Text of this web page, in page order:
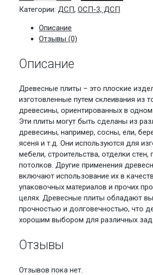
2800х2070х16мм.
сорт
Категории: ДСП, ОСП-3, ДСП
Описание
Отзывы (0)
Описание
Древесные плиты – это плоские
изготовленные путем склеивания из
древесины, ориентированных в одном
Эти плиты могут быть сделаны из
древесины, например, сосны, ели,
ясеня и т.д. Они используются для
мебели, строительства, отделки стен,
потолков. Другие применения
включают использование их в
упаковочных материалов и прочих
целях. Древесные плиты обладают
прочностью и долговечностью, что
хорошим выбором для различных
Отзывы
Отзывов пока нет.